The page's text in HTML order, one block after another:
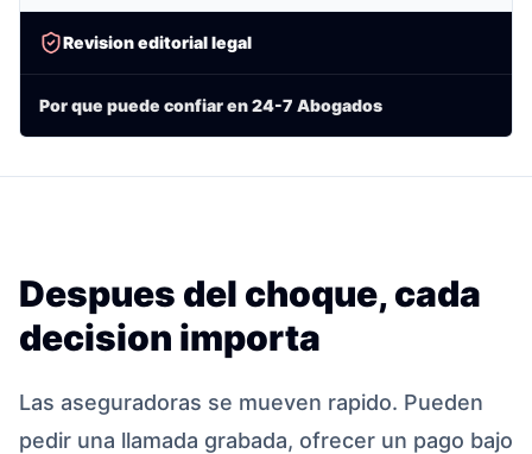
Revision editorial legal
Por que puede confiar en 24-7 Abogados
Despues del choque, cada
decision importa
Las aseguradoras se mueven rapido. Pueden
pedir una llamada grabada, ofrecer un pago bajo